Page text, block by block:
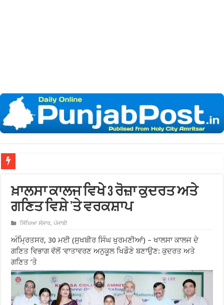
ਖ਼ਾਲਸਾ ਕਾਲਜ ਵਿਖੇ 3 ਰੋਜ਼ਾ ਕੁਦਰਤ ਅਤੇ
ਗਣਿਤ ਵਿਸ਼ੇ ’ਤੇ ਵਰਕਸ਼ਾਪ
ਸਿੱਖਿਆ ਸੰਸਾਰ,ਪੰਜਾਬੀ
ਅੰਮ੍ਰਿਤਸਰ, 30 ਮਈ (ਸੁਖਬੀਰ ਸਿੰਘ ਖੁਰਮਣੀਆਂ) – ਖਾਲਸਾ ਕਾਲਜ ਦੇ
ਗਣਿਤ ਵਿਭਾਗ ਵੱਲੋਂ ‘ਵਾਤਾਵਰਣ ਅਨੁਕੂਲ ਖਿਡੌਣੇ ਬਣਾਉਣ: ਕੁਦਰਤ ਅਤੇ
ਗਣਿਤ ’ਤੇ